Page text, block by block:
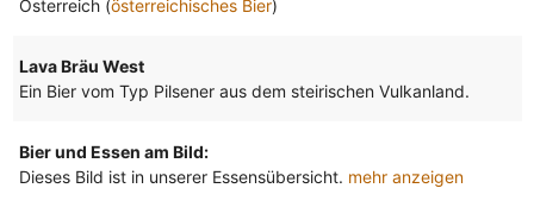
Österreich (österreichisches Bier)
Lava Bräu West
Ein Bier vom Typ Pilsener aus dem steirischen Vulkanland.
Bier und Essen am Bild:
Dieses Bild ist in unserer Essensübersicht. mehr anzeigen